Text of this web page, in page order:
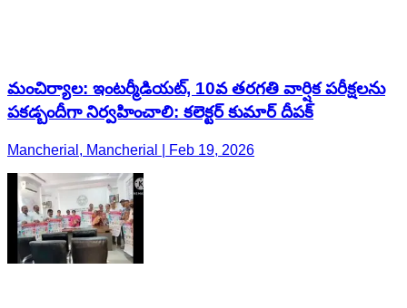
మంచిర్యాల: ఇంటర్మీడియట్, 10వ తరగతి వార్షిక పరీక్షలను
పకడ్బందీగా నిర్వహించాలి: కలెక్టర్ కుమార్ దీపక్
Mancherial, Mancherial | Feb 19, 2026